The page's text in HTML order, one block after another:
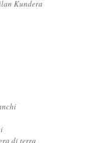
Kundera
di terra